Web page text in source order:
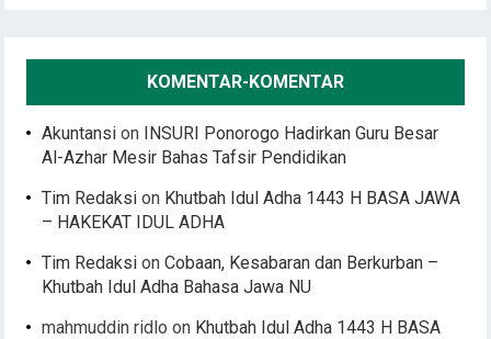
KOMENTAR-KOMENTAR
Akuntansi on INSURI Ponorogo Hadirkan Guru Besar
Al-Azhar Mesir Bahas Tafsir Pendidikan
Tim Redaksi on Khutbah Idul Adha 1443 H BASA JAWA
– HAKEKAT IDUL ADHA
Tim Redaksi onCobaan, Kesabaran dan Berkurban –
Khutbah Idul Adha Bahasa Jawa NU
mahmuddin ridlo on Khutbah Idul Adha 1443 H BASA